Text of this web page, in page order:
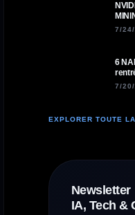
7/
6
7/
EXPLORER TOUTE
Newsletter
IA, Tech &